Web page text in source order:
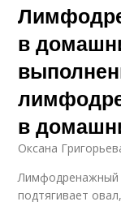
в
в
Оксана
Лимфодренажный
подтягивает